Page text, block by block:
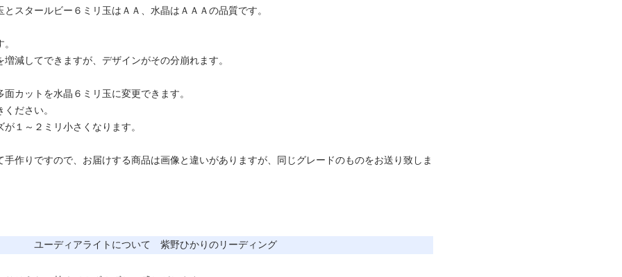
スタールビー６ミリ玉はＡＡ、水晶はＡＡＡの品質です。
減してできますが、デザインがその分崩れます。
カットを水晶６ミリ玉に変更できます。
ださい。
１～２ミリ小さくなります。
手作りですので、お届けする商品は画像と違いがありますが、同じグレードのものをお送り致しま
ユーディアライトについて 紫野ひかりのリーディング